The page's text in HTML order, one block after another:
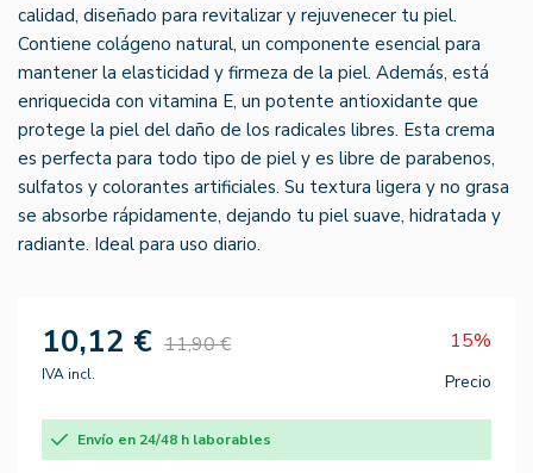
calidad, diseñado para revitalizar y rejuvenecer tu piel.
Contiene colágeno natural, un componente esencial para
mantener la elasticidad y firmeza de la piel. Además, está
enriquecida con vitamina E, un potente antioxidante que
protege la piel del daño de los radicales libres. Esta crema
es perfecta para todo tipo de piel y es libre de parabenos,
sulfatos y colorantes artificiales. Su textura ligera y no grasa
se absorbe rápidamente, dejando tu piel suave, hidratada y
radiante. Ideal para uso diario.
10,12 € 11,90 € 15%
IVA incl. Precio
Envío en 24/48 h laborables